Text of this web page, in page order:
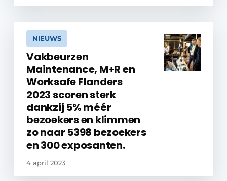
NIEUWS
Vakbeurzen
Maintenance, M+R en
Worksafe Flanders
2023 scoren sterk
dankzij 5% méér
bezoekers en klimmen
zo naar 5398 bezoekers
en 300 exposanten.
4 april 2023